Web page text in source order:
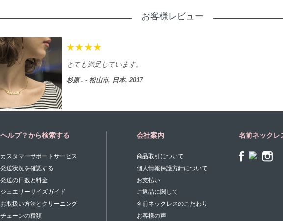
お客様レビュー
とても満足しています。
杉原 . - 松山市, 日本, 2017
ヘルプ？から検索する
カスタマーサポートサービス
発送状況を確認する
発送の日数と料金
ジュエリーサイズガイド
お取扱い方法とクリーニング
チェーンの種類
会社案内
商品取引について
個人情報保護方針について
お支払い
ご返品に関して
名前ネックレスのこだわり
お客様の声
名前ネックレ